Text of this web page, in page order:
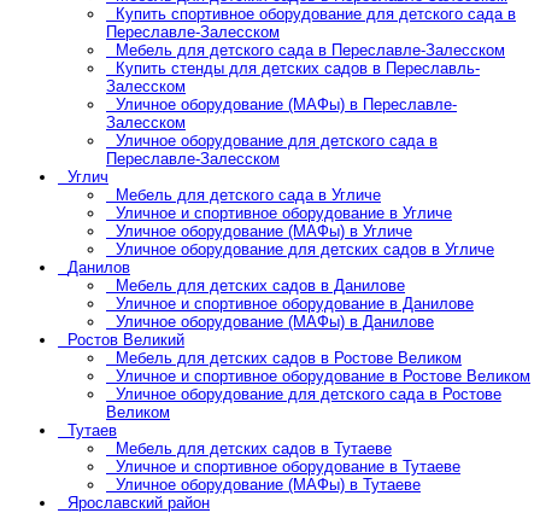
Купить спортивное оборудование для детского сада в
Переславле-Залесском
Мебель для детского сада в Переславле-Залесском
Купить стенды для детских садов в Переславль-
Залесском
Уличное оборудование (МАФы) в Переславле-
Залесском
Уличное оборудование для детского сада в
Переславле-Залесском
Углич
Мебель для детского сада в Угличе
Уличное и спортивное оборудование в Угличе
Уличное оборудование (МАФы) в Угличе
Уличное оборудование для детских садов в Угличе
Данилов
Мебель для детских садов в Данилове
Уличное и спортивное оборудование в Данилове
Уличное оборудование (МАФы) в Данилове
Ростов Великий
Мебель для детских садов в Ростове Великом
Уличное и спортивное оборудование в Ростове Великом
Уличное оборудование для детского сада в Ростове
Великом
Тутаев
Мебель для детских садов в Тутаеве
Уличное и спортивное оборудование в Тутаеве
Уличное оборудование (МАФы) в Тутаеве
Ярославский район